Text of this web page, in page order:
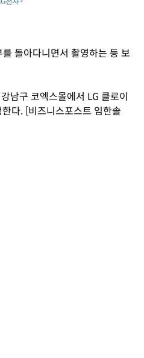
돌아다니면서 촬영하는 등 보
남구 코엑스몰에서 LG 클로이
다. [비즈니스포스트 임한솔